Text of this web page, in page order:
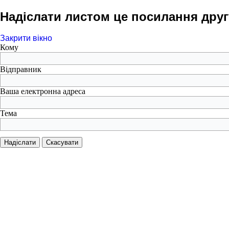
Надіслати листом це посилання
Закрити вікно
Кому
Відправник
Ваша електронна адреса
Тема
Надіслати Скасувати